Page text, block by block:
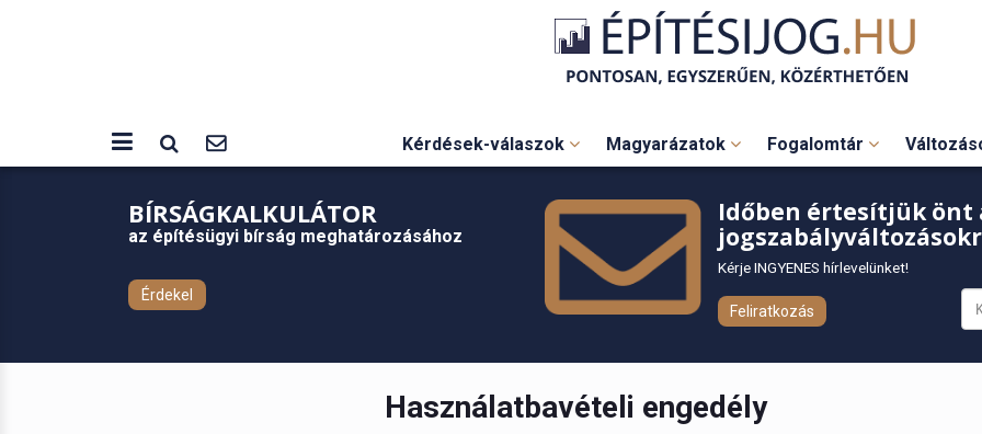
Kérdések-válaszok Magyarázatok Fogalomtár
BÍRSÁGKALKULÁTOR
az építésügyi bírság meghatározásához
Érdekel
Időben értesítjük önt
Kérje INGYENES hírlevelünket!
Feliratkozás
Használatbavételi engedély